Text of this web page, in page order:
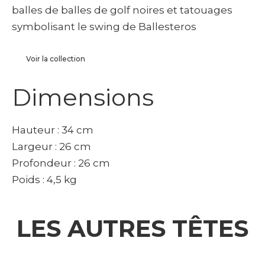
balles de balles de golf noires et tatouages
symbolisant le swing de Ballesteros
Voir la collection
Dimensions
Hauteur : 34 cm
Largeur : 26 cm
Profondeur : 26 cm
Poids : 4,5 kg
LES AUTRES TÊTES